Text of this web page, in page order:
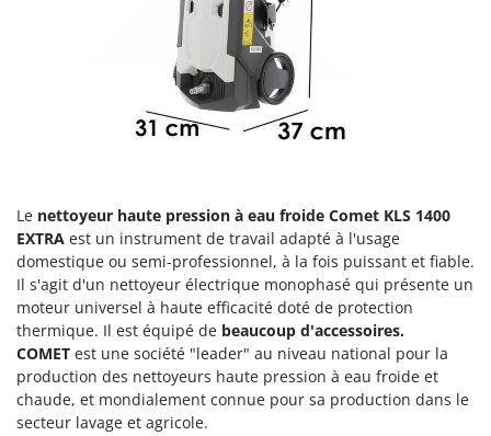
Groupes électrogènes
Gyrobroyeurs à lame pour tracteur
Haches - Cognées et Hachettes
Hachoirs à viande
Herses Rotatives
L
Lames à neige
Lames niveleuses pour tracteur
Lave-vitres
Lieuses électriques pour vignes
M
Energy Gruppi
Enotecnica Pillan
Eschenfelder
EuroMech
Eurosystems
F
FAC
Le nettoyeur haute pression à eau froide Comet KLS 1400
EXTRA est un instrument de travail adapté à l'usage
domestique ou semi-professionnel, à la fois puissant et fiable.
Il s'agit d'un nettoyeur électrique monophasé qui présente un
moteur universel à haute efficacité doté de protection
thermique. Il est équipé de beaucoup d'accessoires.
COMET est une société "leader" au niveau national pour la
production des nettoyeurs haute pression à eau froide et
chaude, et mondialement connue pour sa production dans le
secteur lavage et agricole.